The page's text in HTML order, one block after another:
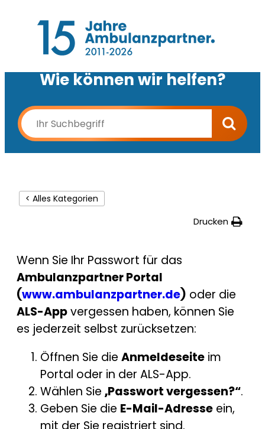
Wie können wir helfen?
< Alles Kategorien
Drucken
Wenn Sie Ihr Passwort für das
Ambulanzpartner Portal
(www.ambulanzpartner.de) oder die
ALS-Appvergessen haben, können Sie
es jederzeit selbst zurücksetzen:
Öffnen Sie die Anmeldeseite im
Portal oder in der ALS-App.
Wählen Sie „Passwort vergessen?“.
Geben Sie die E-Mail-Adresse ein,
mit der Sie registriert sind.